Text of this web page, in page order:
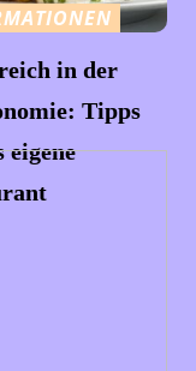
in der
Tipps
eigene